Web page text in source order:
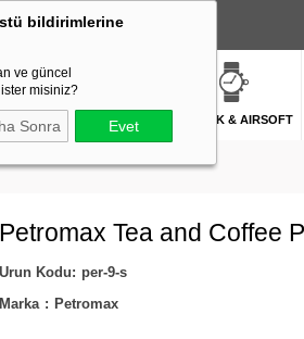
bildirimlerine
ve güncel
misiniz?
Sonra Evet
DAĞCILIK & İŞ GÜVENLİĞİ ATICILIK & AIRSOFT
Petromax Tea and Coffee
per-9-s
Marka : Petromax